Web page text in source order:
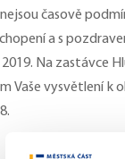
časově
a s
2019. Na zastávce
Vaše vysvětlení